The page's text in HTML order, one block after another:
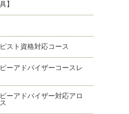
】
スト資格対応コース
ーアドバイザーコースレ
ーアドバイザー対応アロ